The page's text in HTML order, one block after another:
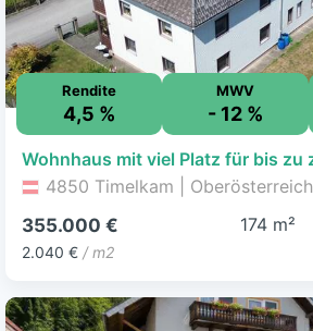
Rendite
4,5 %
MWV
- 12 %
4850 Timelkam | Oberösterreich
355.000 €
2.040 € / m2
174 m²